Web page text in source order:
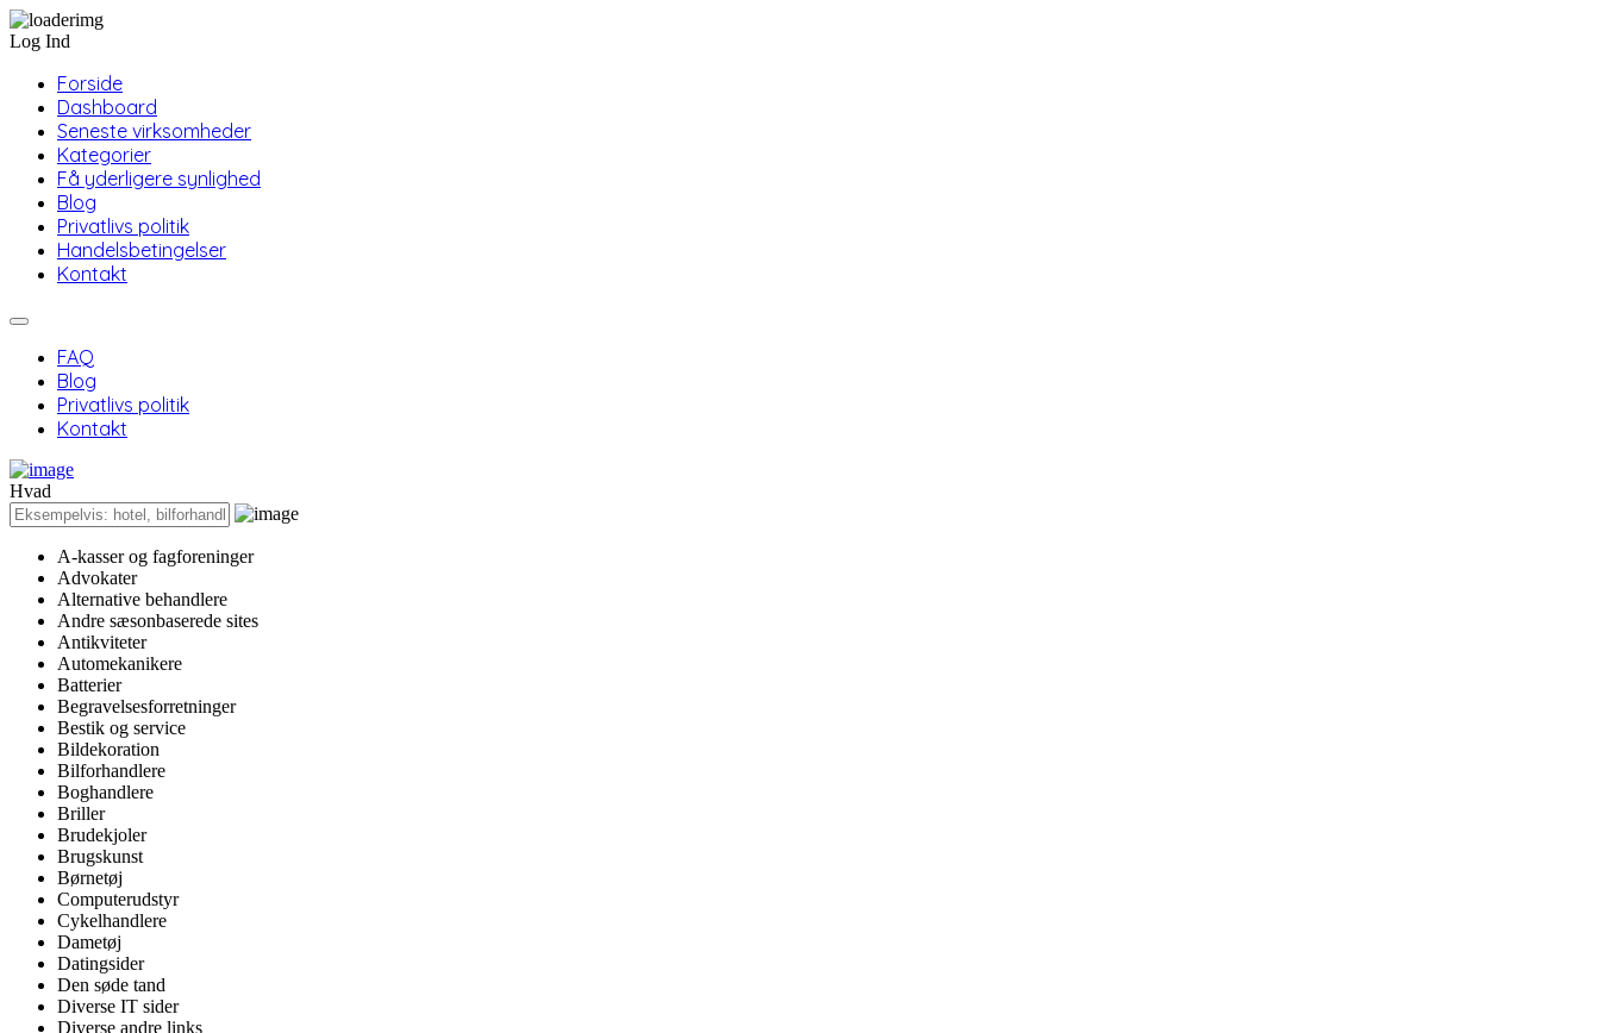
Log Ind
Forside
Dashboard
Seneste virksomheder
Kategorier
Få yderligere synlighed
Blog
Privatlivs politik
Handelsbetingelser
Kontakt
FAQ
Blog
Privatlivs politik
Kontakt
Hvad
A-kasser og fagforeninger
Advokater
Alternative behandlere
Andre sæsonbaserede sites
Antikviteter
Automekanikere
Batterier
Begravelsesforretninger
Bestik og service
Bildekoration
Bilforhandlere
Boghandlere
Briller
Brudekjoler
Brugskunst
Børnetøj
Computerudstyr
Cykelhandlere
Dametøj
Datingsider
Den søde tand
Diverse IT sider
Diverse andre links